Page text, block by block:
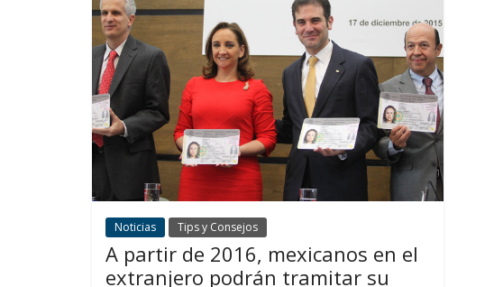
Noticias Tips y Consejos
A partir de 2016, mexicanos en el
extranjero podrán tramitar su